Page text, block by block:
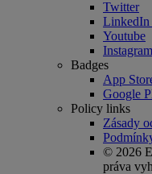
Twitter
LinkedIn
Youtube
Instagram
Badges
App
Google
Policy links
Zásady
© 2026
práva